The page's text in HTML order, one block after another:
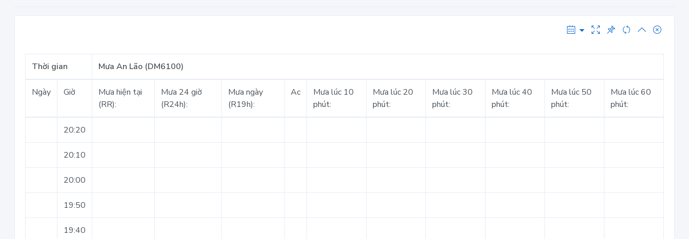
Thời gian Mưa An Lão (DM6100)
Ngày Giờ
Mưa hiện tại
(RR):
Mưa 24 giờ
(R24h):
Mưa ngày
(R19h):
Ac
Mưa lúc 10
phút:
Mưa lúc 20
phút:
Mưa lúc 30
phút:
Mưa lúc 40
phút:
Mưa lúc 50
phút:
Mưa lúc 60
phút:
20:20
20:10
20:00
19:50
19:40